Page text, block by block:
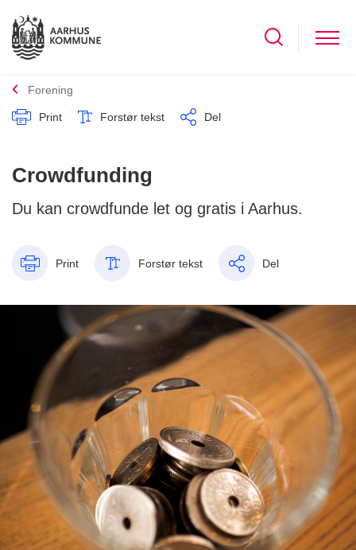
Forening
Print Forstør tekst Del
Crowdfunding
Du kan crowdfunde let og gratis i Aarhus.
Print Forstør tekst Del